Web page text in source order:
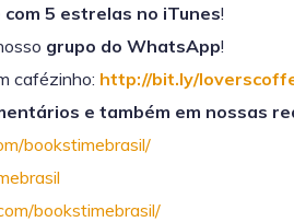
com 5 estrelas no iTunes!
grupo do WhatsApp!
cafézinho: http://bit.ly/
e também em nossas
bookstimebrasil/
bookstimebrasil/